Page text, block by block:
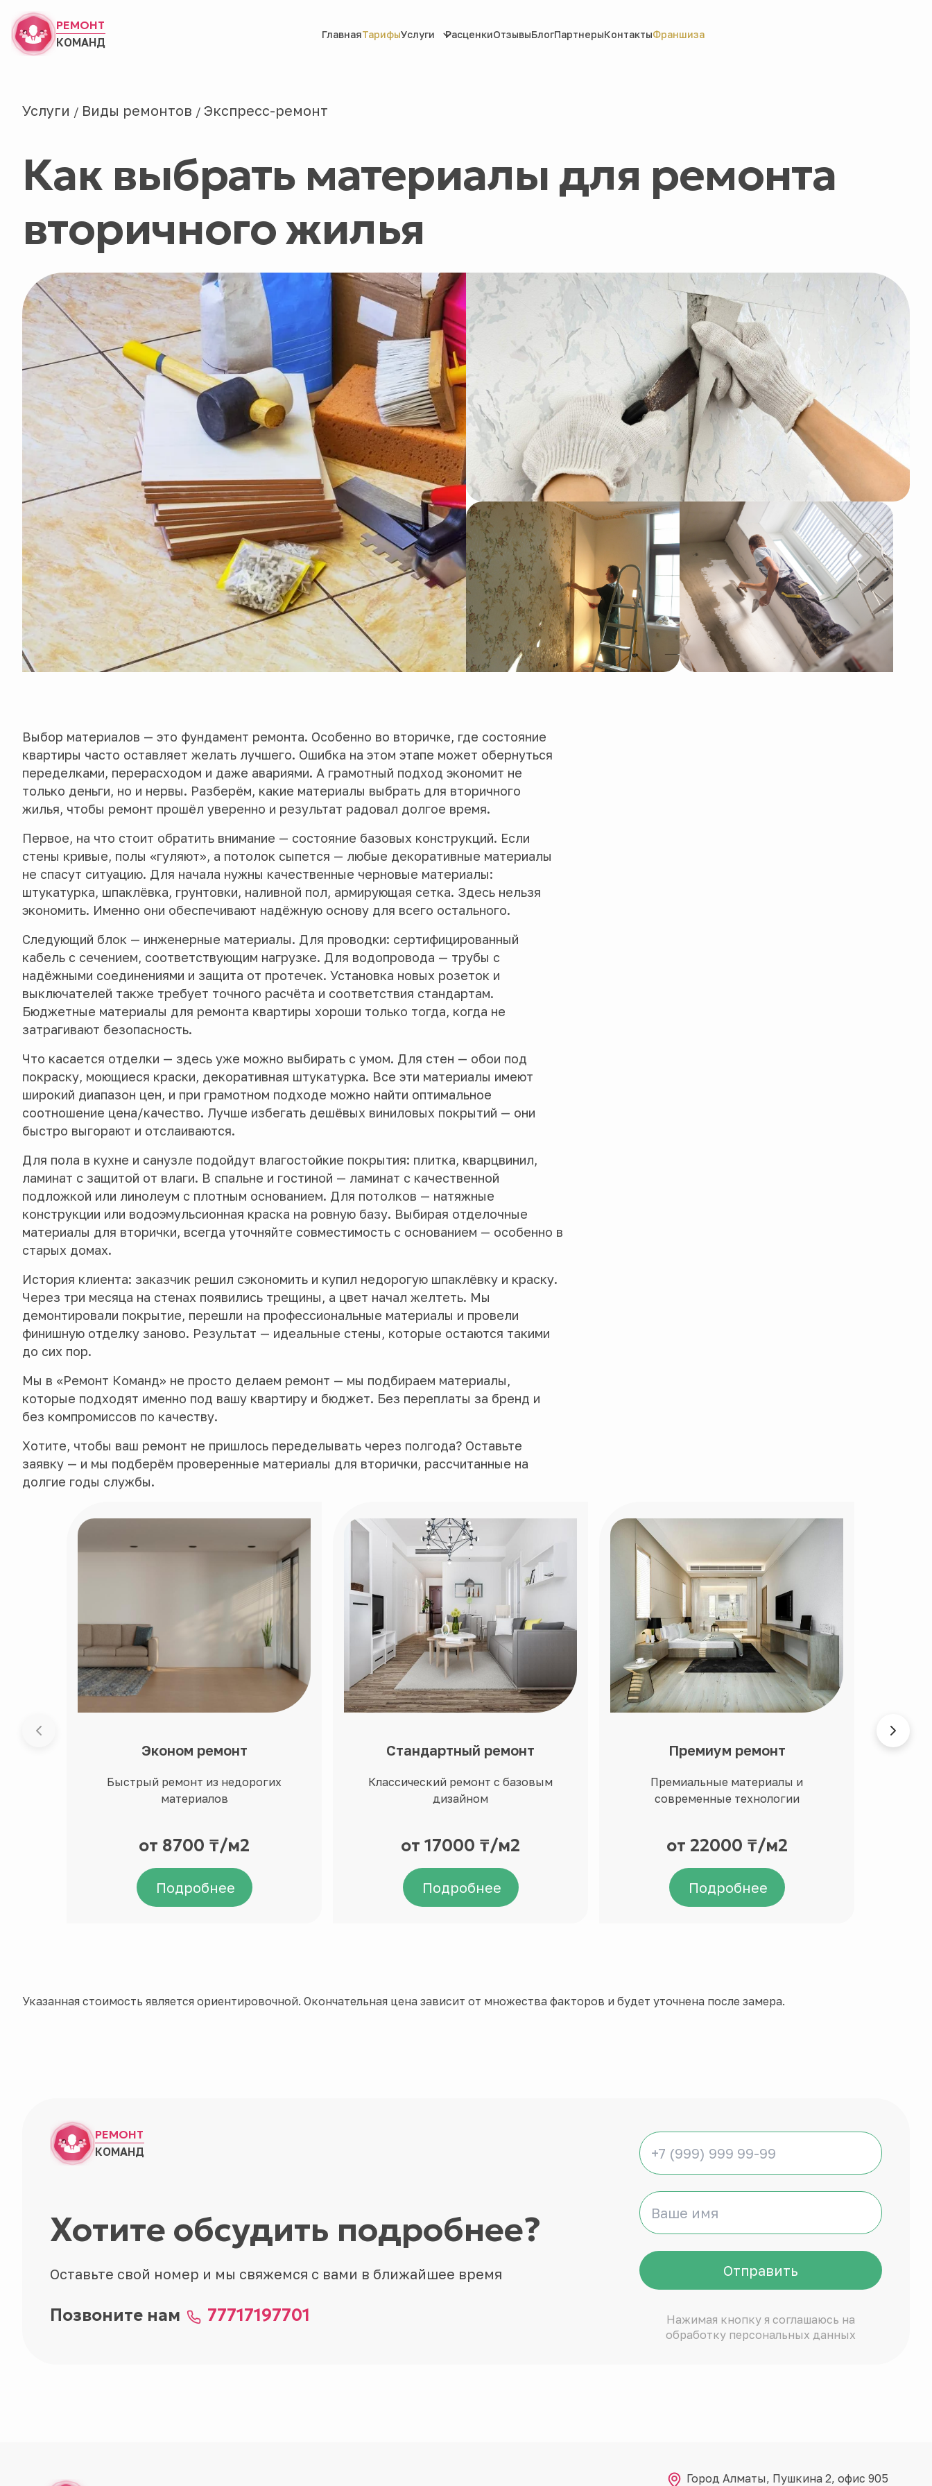
РЕМОНТ
КОМАНД
ГлавнаяТарифыУслуги РасценкиОтзывыБлогПартнерыКонтактыФраншиза
Услуги / Виды ремонтов / Экспресс-ремонт
Как выбрать материалы для ремонта
вторичного жилья
Выбор материалов — это фундамент ремонта. Особенно во вторичке, где состояние
квартиры часто оставляет желать лучшего. Ошибка на этом этапе может обернуться
переделками, перерасходом и даже авариями. А грамотный подход экономит не
только деньги, но и нервы. Разберём, какие материалы выбрать для вторичного
жилья, чтобы ремонт прошёл уверенно и результат радовал долгое время.
Первое, на что стоит обратить внимание — состояние базовых конструкций. Если
стены кривые, полы «гуляют», а потолок сыпется — любые декоративные материалы
не спасут ситуацию. Для начала нужны качественные черновые материалы:
штукатурка, шпаклёвка, грунтовки, наливной пол, армирующая сетка. Здесь нельзя
экономить. Именно они обеспечивают надёжную основу для всего остального.
Следующий блок — инженерные материалы. Для проводки: сертифицированный
кабель с сечением, соответствующим нагрузке. Для водопровода — трубы с
надёжными соединениями и защита от протечек. Установка новых розеток и
выключателей также требует точного расчёта и соответствия стандартам.
Бюджетные материалы для ремонта квартиры хороши только тогда, когда не
затрагивают безопасность.
Что касается отделки — здесь уже можно выбирать с умом. Для стен — обои под
покраску, моющиеся краски, декоративная штукатурка. Все эти материалы имеют
широкий диапазон цен, и при грамотном подходе можно найти оптимальное
соотношение цена/качество. Лучше избегать дешёвых виниловых покрытий — они
быстро выгорают и отслаиваются.
Для пола в кухне и санузле подойдут влагостойкие покрытия: плитка, кварцвинил,
ламинат с защитой от влаги. В спальне и гостиной — ламинат с качественной
подложкой или линолеум с плотным основанием. Для потолков — натяжные
конструкции или водоэмульсионная краска на ровную базу. Выбирая отделочные
материалы для вторички, всегда уточняйте совместимость с основанием — особенно в
старых домах.
История клиента: заказчик решил сэкономить и купил недорогую шпаклёвку и краску.
Через три месяца на стенах появились трещины, а цвет начал желтеть. Мы
демонтировали покрытие, перешли на профессиональные материалы и провели
финишную отделку заново. Результат — идеальные стены, которые остаются такими
до сих пор.
Мы в «Ремонт Команд» не просто делаем ремонт — мы подбираем материалы,
которые подходят именно под вашу квартиру и бюджет. Без переплаты за бренд и
без компромиссов по качеству.
Хотите, чтобы ваш ремонт не пришлось переделывать через полгода? Оставьте
заявку — и мы подберём проверенные материалы для вторички, рассчитанные на
долгие годы службы.
Эконом ремонт
Быстрый ремонт из недорогих
материалов
от 8700 ₸/м2
Подробнее
Стандартный ремонт
Классический ремонт с базовым
дизайном
от 17000 ₸/м2
Подробнее
Премиум ремонт
Премиальные материалы и
современные технологии
от 22000 ₸/м2
Подробнее
Указанная стоимость является ориентировочной. Окончательная цена зависит от множества факторов и будет уточнена после замера.
РЕМОНТ
КОМАНД
Хотите обсудить подробнее?
Оставьте свой номер и мы свяжемся с вами в ближайшее время
Позвоните нам 77717197701
Отправить
Нажимая кнопку я соглашаюсь на
обработку персональных данных
Город Алматы, Пушкина 2, офис 905